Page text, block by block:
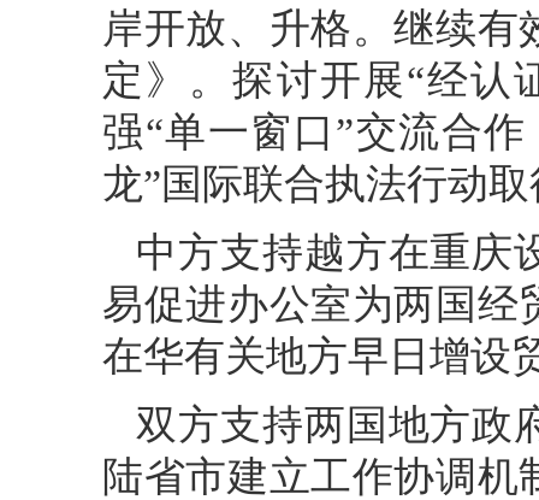
岸开放、升格。继续
定》。探讨开展“经认
强“单一窗口”交流合
龙”国际联合执法行动
中方支持越方在重庆
易促进办公室为两国经
在华有关地方早日增设
双方支持两国地方政
陆省市建立工作协调